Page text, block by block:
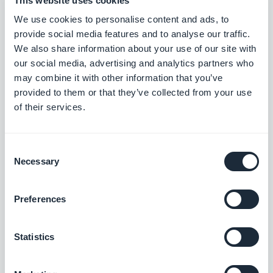
We use cookies to personalise content and ads, to
provide social media features and to analyse our traffic.
We also share information about your use of our site with
our social media, advertising and analytics partners who
may combine it with other information that you’ve
provided to them or that they’ve collected from your use
of their services.
Selection
Necessary
Preferences
Statistics
3. Es funktioniert mit der App, die Sie schon
haben.Keine Migration, kein Neuaufbau, kein
zusätzlicher Stack, den Sie abonnieren müssten.
Der MCP-Server und alle 44 Skills gehören zu Ihrer
GoodBarber App – zusammen mit Hosting,
Datenbank, Zahlungsabwicklung und Push-
Ihre App
Für wen das gedacht ist (und für